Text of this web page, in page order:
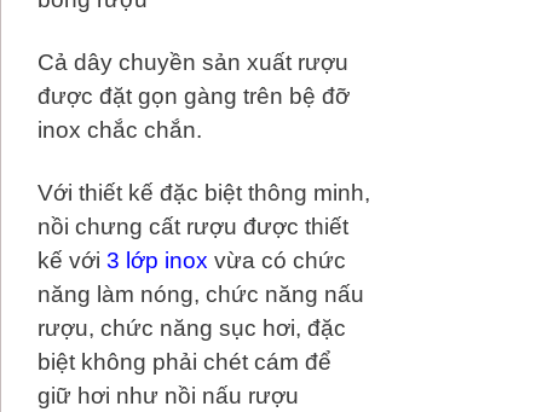
Cả dây chuyền sản xuất rượu
được đặt gọn gàng trên bệ đỡ
inox chắc chắn.
Với thiết kế đặc biệt thông minh,
nồi chưng cất rượu được thiết
kế với 3 lớp inox vừa có chức
năng làm nóng, chức năng nấu
rượu, chức năng sục hơi, đặc
biệt không phải chét cám để
giữ hơi như nồi nấu rượu